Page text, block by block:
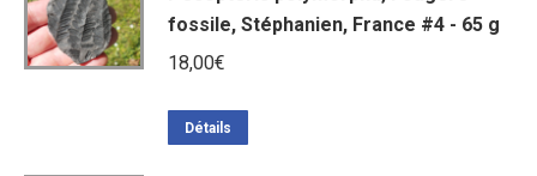
fossile, Stéphanien, France #4 - 65 g
18,00€
Détails